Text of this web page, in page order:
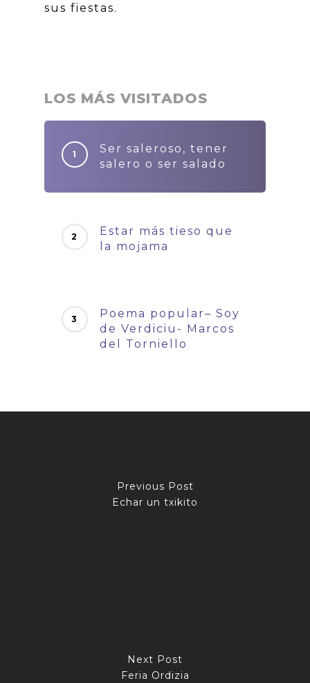
sus fiestas.
LOS MÁS VISITADOS
Ser saleroso, tener
salero o ser salado
Estar más tieso que
la mojama
Poema popular– Soy
de Verdiciu- Marcos
del Torniello
Previous Post
Echar un txikito
Next Post
Feria Ordizia